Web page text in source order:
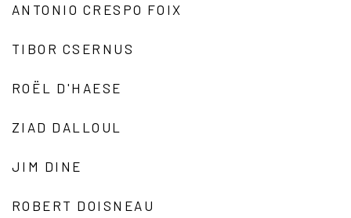
ANTONIO CRESPO FOIX
TIBOR CSERNUS
ROËL D'HAESE
ZIAD DALLOUL
JIM DINE
ROBERT DOISNEAU